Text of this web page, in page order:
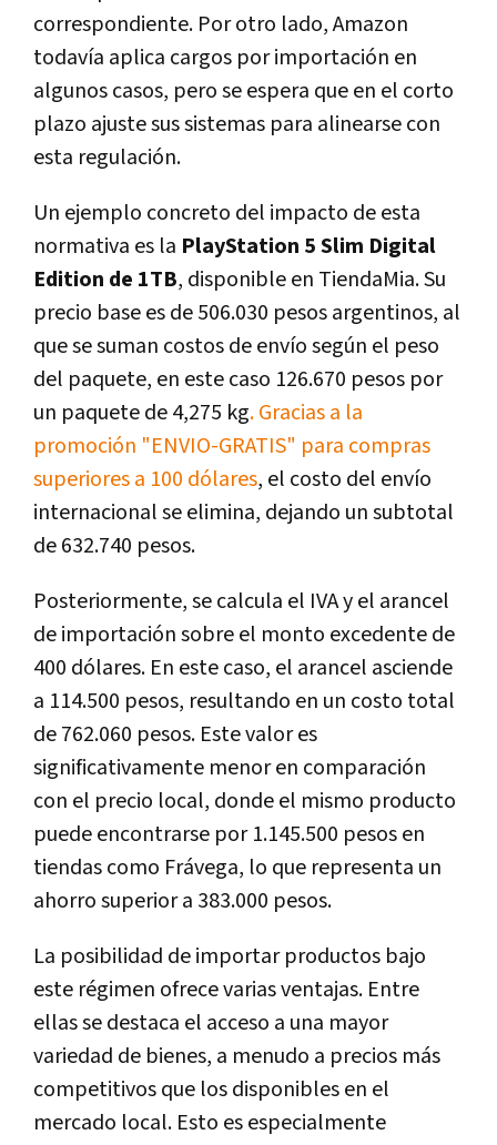
correspondiente. Por otro lado, Amazon
todavía aplica cargos por importación en
algunos casos, pero se espera que en el corto
plazo ajuste sus sistemas para alinearse con
esta regulación.
Un ejemplo concreto del impacto de esta
normativa es la PlayStation 5 Slim Digital
Edition de 1TB, disponible en TiendaMia. Su
precio base es de 506.030 pesos argentinos, al
que se suman costos de envío según el peso
del paquete, en este caso 126.670 pesos por
un paquete de 4,275 kg. Gracias a la
promoción "ENVIO-GRATIS" para compras
superiores a 100 dólares, el costo del envío
internacional se elimina, dejando un subtotal
de 632.740 pesos.
Posteriormente, se calcula el IVA y el arancel
de importación sobre el monto excedente de
400 dólares. En este caso, el arancel asciende
a 114.500 pesos, resultando en un costo total
de 762.060 pesos. Este valor es
significativamente menor en comparación
con el precio local, donde el mismo producto
puede encontrarse por 1.145.500 pesos en
tiendas como Frávega, lo que representa un
ahorro superior a 383.000 pesos.
La posibilidad de importar productos bajo
este régimen ofrece varias ventajas. Entre
ellas se destaca el acceso a una mayor
variedad de bienes, a menudo a precios más
competitivos que los disponibles en el
mercado local. Esto es especialmente